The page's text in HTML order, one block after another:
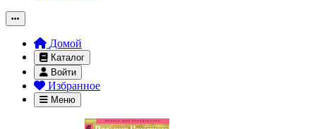
Домой
Каталог
Войти
Избранное
Меню